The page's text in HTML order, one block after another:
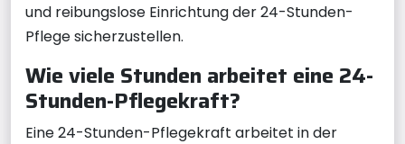
und reibungslose Einrichtung der 24-Stunden-
Pflege sicherzustellen.
Wie viele Stunden arbeitet eine 24-
Stunden-Pflegekraft?
Eine 24-Stunden-Pflegekraft arbeitet in der